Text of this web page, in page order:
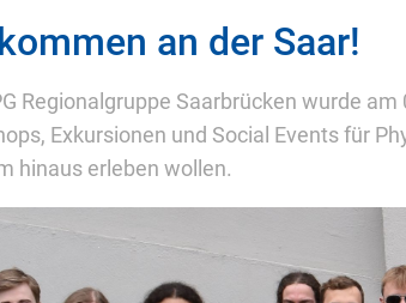
an der Saar!
Regionalgruppe Saarbrücken wurde
Exkursionen und Social Events für
hinaus erleben wollen.